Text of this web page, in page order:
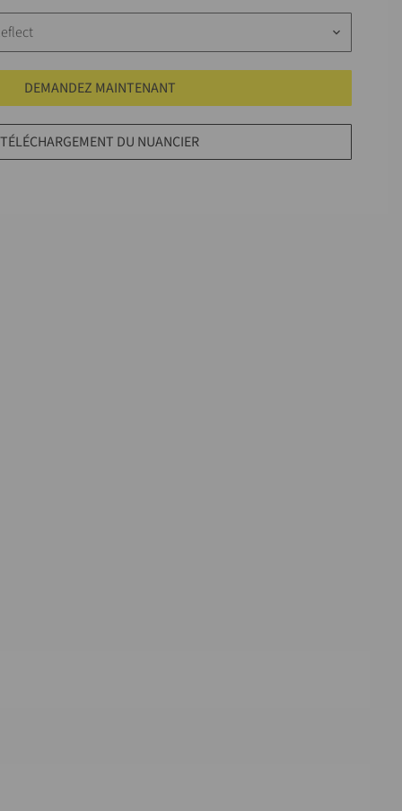
keyboard_arrow_down
DEMANDEZ MAINTENANT
TÉLÉCHARGEMENT DU NUANCIER